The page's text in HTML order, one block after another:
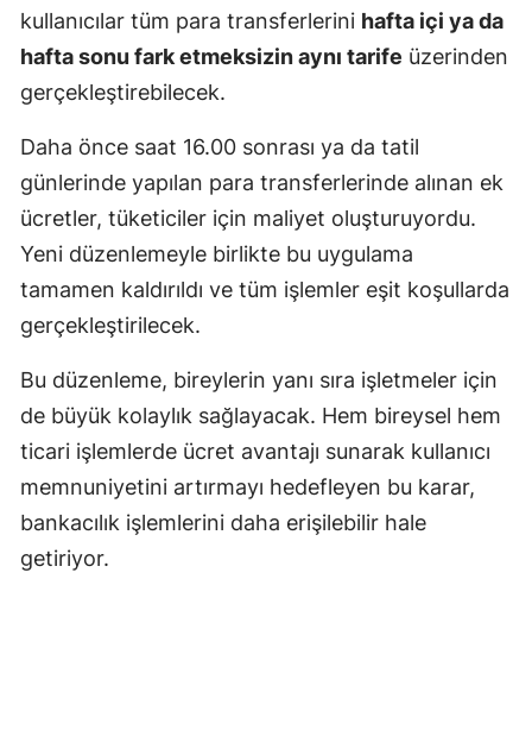
Isparta
Mersin
İzmir
Kastamonu
Kayseri
Kırşehir
Kocaeli
Konya
kullanıcılar tüm para transferlerini hafta içi ya da
hafta sonu fark etmeksizin aynı tarife üzerinden
gerçekleştirebilecek.
Daha önce saat 16.00 sonrası ya da tatil
günlerinde yapılan para transferlerinde alınan ek
ücretler, tüketiciler için maliyet oluşturuyordu.
Yeni düzenlemeyle birlikte bu uygulama
tamamen kaldırıldı ve tüm işlemler eşit koşullarda
gerçekleştirilecek.
Bu düzenleme, bireylerin yanı sıra işletmeler için
de büyük kolaylık sağlayacak. Hem bireysel hem
ticari işlemlerde ücret avantajı sunarak kullanıcı
memnuniyetini artırmayı hedefleyen bu karar,
bankacılık işlemlerini daha erişilebilir hale
getiriyor.